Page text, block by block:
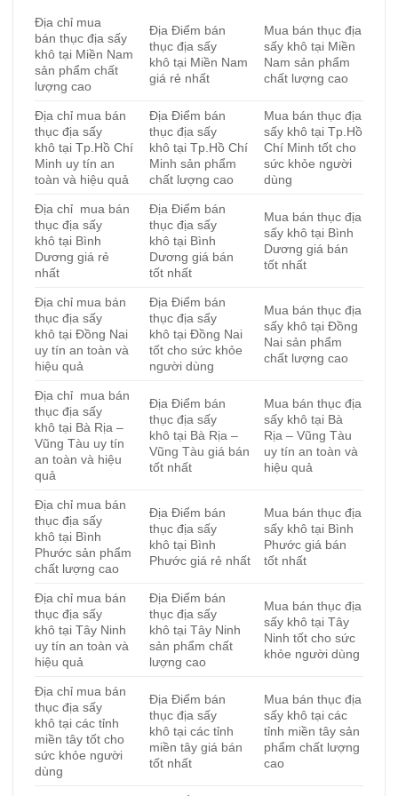
Địa chỉ mua
bán thục địa sấy
khô tại Miền Nam
sản phẩm chất
lượng cao
Địa Điểm bán
thục địa sấy
khô tại Miền Nam
giá rẻ nhất
Mua bán thục địa
sấy khô tại Miền
Nam sản phẩm
chất lượng cao
Địa chỉ mua bán
thục địa sấy
khô tại Tp.Hồ Chí
Minh uy tín an
toàn và hiệu quả
Địa Điểm bán
thục địa sấy
khô tại Tp.Hồ Chí
Minh sản phẩm
chất lượng cao
Mua bán thục địa
sấy khô tại Tp.Hồ
Chí Minh tốt cho
sức khỏe người
dùng
Địa chỉ mua bán
thục địa sấy
khô tại Bình
Dương giá rẻ
nhất
Địa Điểm bán
thục địa sấy
khô tại Bình
Dương giá bán
tốt nhất
Mua bán thục địa
sấy khô tại Bình
Dương giá bán
tốt nhất
Địa chỉ mua bán
thục địa sấy
khô tại Đồng Nai
uy tín an toàn và
hiệu quả
Địa Điểm bán
thục địa sấy
khô tại Đồng Nai
tốt cho sức khỏe
người dùng
Mua bán thục địa
sấy khô tại Đồng
Nai sản phẩm
chất lượng cao
Địa chỉ mua bán
thục địa sấy
khô tại Bà Rịa –
Vũng Tàu uy tín
an toàn và hiệu
quả
Địa Điểm bán
thục địa sấy
khô tại Bà Rịa –
Vũng Tàu giá bán
tốt nhất
Mua bán thục địa
sấy khô tại Bà
Rịa – Vũng Tàu
uy tín an toàn và
hiệu quả
Địa chỉ mua bán
thục địa sấy
khô tại Bình
Phước sản phẩm
chất lượng cao
Địa Điểm bán
thục địa sấy
khô tại Bình
Phước giá rẻ nhất
Mua bán thục địa
sấy khô tại Bình
Phước giá bán
tốt nhất
Địa chỉ mua bán
thục địa sấy
khô tại Tây Ninh
uy tín an toàn và
hiệu quả
Địa Điểm bán
thục địa sấy
khô tại Tây Ninh
sản phẩm chất
lượng cao
Mua bán thục địa
sấy khô tại Tây
Ninh tốt cho sức
khỏe người dùng
Địa chỉ mua bán
thục địa sấy
khô tại các tỉnh
miền tây tốt cho
sức khỏe người
dùng
Địa Điểm bán
thục địa sấy
khô tại các tỉnh
miền tây giá bán
tốt nhất
Mua bán thục địa
sấy khô tại các
tỉnh miền tây sản
phẩm chất lượng
cao